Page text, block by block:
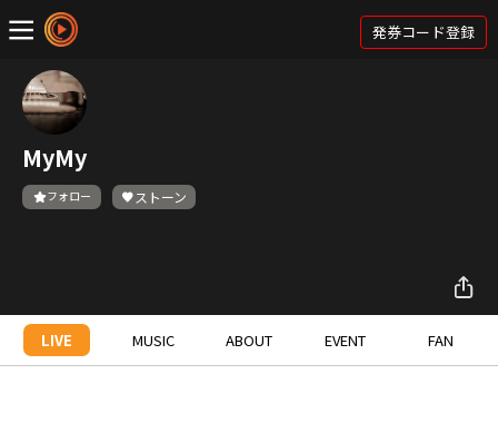
発券コード登録
MyMy
フォロー ストーン
LIVE MUSIC ABOUT EVENT FAN